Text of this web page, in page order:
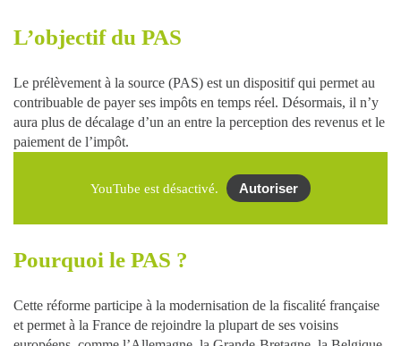
L’objectif du PAS
Le prélèvement à la source (PAS) est un dispositif qui permet au
contribuable de payer ses impôts en temps réel. Désormais, il n’y
aura plus de décalage d’un an entre la perception des revenus et le
paiement de l’impôt.
YouTube est désactivé. Autoriser
Pourquoi le PAS ?
Cette réforme participe à la modernisation de la fiscalité française
et permet à la France de rejoindre la plupart de ses voisins